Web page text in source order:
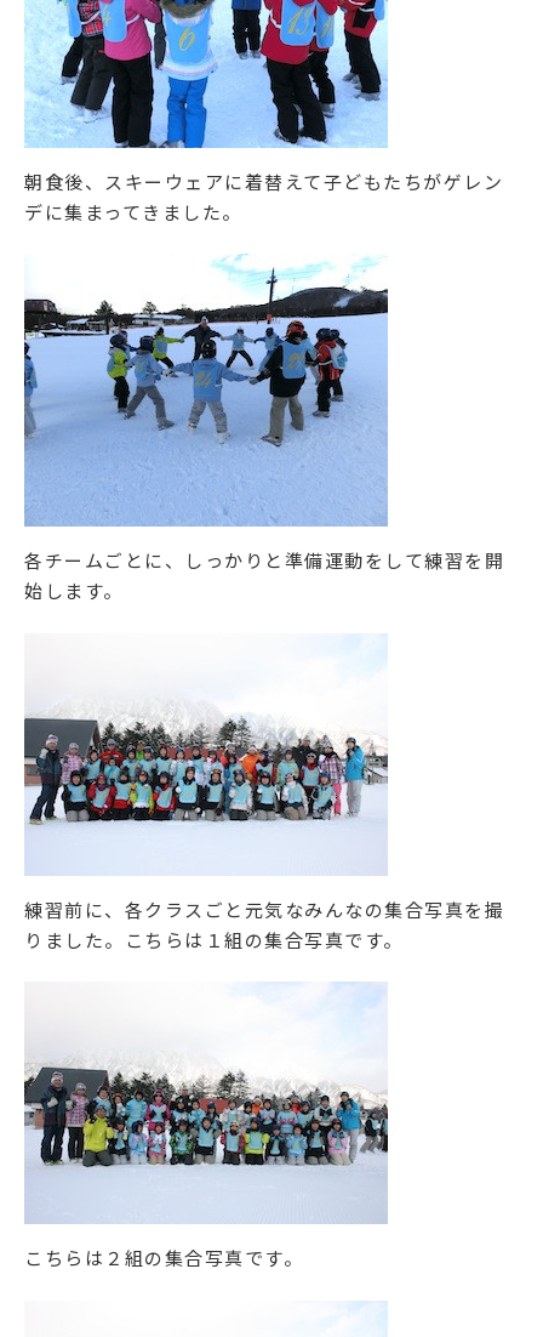
朝食後、スキーウェアに着替えて子どもたちがゲレン
デに集まってきました。
各チームごとに、しっかりと準備運動をして練習を開
始します。
練習前に、各クラスごと元気なみんなの集合写真を撮
りました。こちらは１組の集合写真です。
こちらは２組の集合写真です。